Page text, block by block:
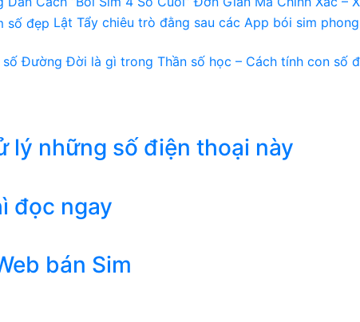
Lật Tẩy chiêu trò đằng sau các App bói sim
số Đường Đời là gì trong Thần số học – Cách tính con số
lý những số điện thoại này
đọc ngay
bán Sim